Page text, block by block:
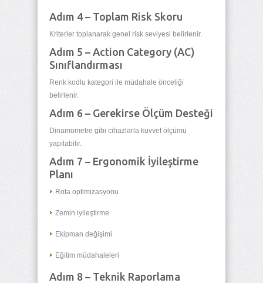
Adım 4 – Toplam Risk Skoru
Kriterler toplanarak genel risk seviyesi belirlenir.
Adım 5 – Action Category (AC)
Sınıflandırması
Renk kodlu kategori ile müdahale önceliği
belirlenir.
Adım 6 – Gerekirse Ölçüm Desteği
Dinamometre gibi cihazlarla kuvvet ölçümü
yapılabilir.
Adım 7 – Ergonomik İyileştirme
Planı
Rota optimizasyonu
Zemin iyileştirme
Ekipman değişimi
Eğitim müdahaleleri
Adım 8 – Teknik Raporlama